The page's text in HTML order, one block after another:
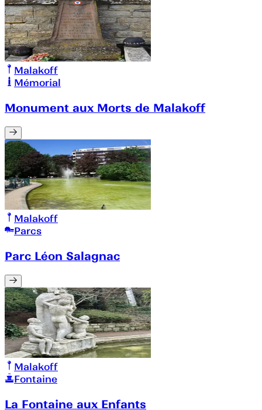
Malakoff
Mémorial
Monument aux Morts de Malakoff
Malakoff
Parcs
Parc Léon Salagnac
Malakoff
Fontaine
La Fontaine aux Enfants